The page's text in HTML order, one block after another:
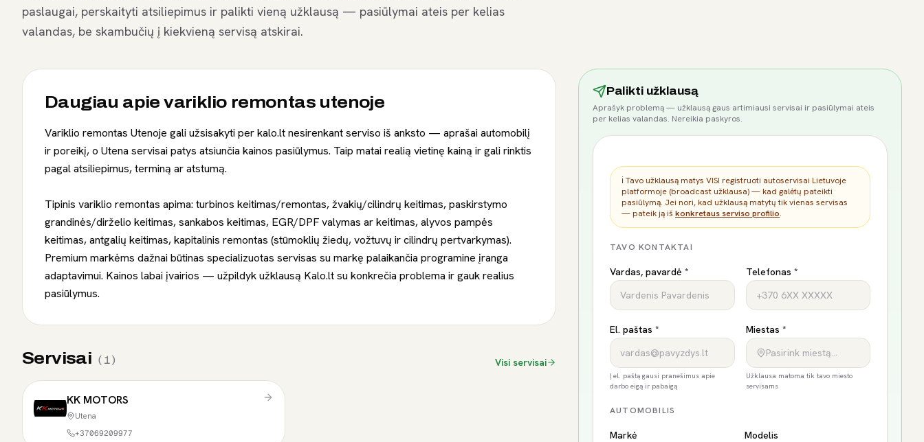
paslaugai, perskaityti atsiliepimus ir palikti vieną užklausą — pasiūlymai ateis per kelias
valandas, be skambučių į kiekvieną servisą atskirai.
Daugiau apievariklio remontas utenoje
Variklio remontas Utenoje gali užsisakyti per kalo.lt nesirenkant serviso iš anksto — aprašai automobilį
ir poreikį, o Utena servisai patys atsiunčia kainos pasiūlymus. Taip matai realią vietinę kainą ir gali rinktis
pagal atsiliepimus, terminą ar atstumą.
Tipinis variklio remontas apima: turbinos keitimas/remontas, žvakių/cilindrų keitimas, paskirstymo
grandinės/dirželio keitimas, sankabos keitimas, EGR/DPF valymas ar keitimas, alyvos pampės
keitimas, antgalių keitimas, kapitalinis remontas (stūmoklių žiedų, vožtuvų ir cilindrų pertvarkymas).
Premium markėms dažnai būtinas specializuotas servisas su markę palaikančia programine įranga
adaptavimui. Kainos labai įvairios — užpildyk užklausą Kalo.lt su konkrečia problema ir gauk realius
pasiūlymus.
Servisai (1) Visi servisai
KK MOTORS
Utena
+37069209977
Palikti užklausą
Aprašyk problemą — užklausą gaus artimiausi servisai ir pasiūlymai ateis
per kelias valandas. Nereikia paskyros.
ℹ️ Tavo užklausą matys VISI registruoti autoservisai Lietuvoje
platformoje (broadcast užklausa) — kad galėtų pateikti
pasiūlymą. Jei nori, kad užklausą matytų tik vienas servisas
— pateik ją iš konkretaus serviso profilio.
TAVO KONTAKTAI
Vardas, pavardė * Telefonas *
El. paštas *
Į el. paštą gausi pranešimus apie
darbo eigą ir pabaigą
Miestas *
Pasirink miestą…
Užklausa matoma tik tavo miesto
servisams
AUTOMOBILIS
Markė Modelis